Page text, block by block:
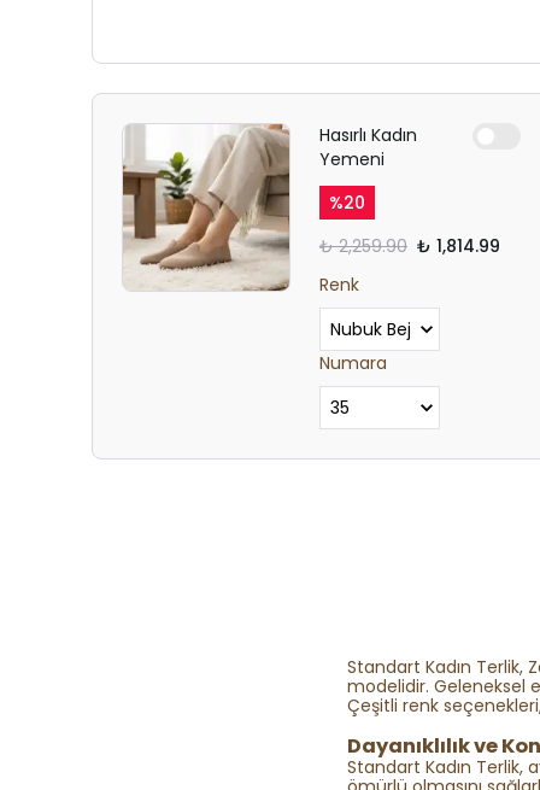
Hasırlı Kadın
Yemeni
%20
₺ 2,259.90 ₺ 1,814.99
Renk
Numara
Standart Kadın Terlik,
modelidir. Geleneksel
Çeşitli renk
Dayanıklılık ve
Standart Kadın Terlik,